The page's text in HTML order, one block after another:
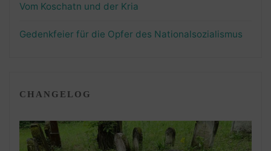
Vom Koschatn und der Kria
Gedenkfeier für die Opfer des Nationalsozialismus
CHANGELOG